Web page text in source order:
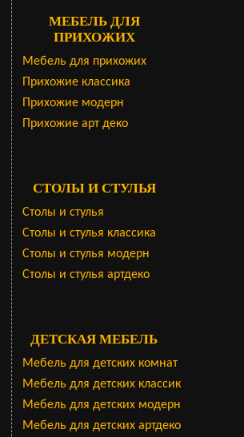
МЕБЕЛЬ ДЛЯ
ПРИХОЖИХ
Мебель для прихожих
Прихожие классика
Прихожие модерн
Прихожие арт деко
СТОЛЫ И СТУЛЬЯ
Столы и стулья
Столы и стулья классика
Столы и стулья модерн
Столы и стулья артдеко
ДЕТСКАЯ МЕБЕЛЬ
Мебель для детских комнат
Мебель для детских классик
Мебель для детских модерн
Мебель для детских артдеко